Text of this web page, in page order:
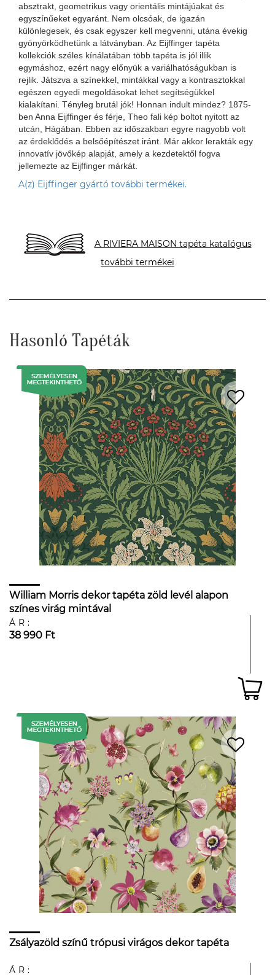
absztrakt, geometrikus vagy orientális mintájúakat és
egyszínűeket egyaránt. Nem olcsóak, de igazán
különlegesek, és csak egyszer kell megvenni, utána évekig
gyönyörködhetünk a látványban. Az Eijffinger tapéta
kollekciók széles kínálatában több tapéta is jól illik
egymáshoz, ezért nagy előnyük a variálhatóságukban is
rejlik. Játszva a színekkel, mintákkal vagy a kontrasztokkal
egészen egyedi megoldásokat lehet segítségükkel
kialakítani. Tényleg brutál jók! Honnan indult mindez? 1875-
ben Anna Eijffinger és férje, Theo fali kép boltot nyitott az
utcán, Hágában. Ebben az időszakban egyre nagyobb volt
az érdeklődés a belsőépítészet iránt. Már akkor lerakták egy
innovatív jövőkép alapját, amely a kezdetektől fogva
jellemezte az Eijffinger márkát.
A(z) Eijffinger gyártó további termékei.
A RIVIERA MAISON tapéta katalógus
további termékei
Hasonló Tapéták
William Morris dekor tapéta zöld levél alapon
színes virág mintával
ÁR:
38 990 Ft
Zsályazöld színű trópusi virágos dekor tapéta
ÁR: